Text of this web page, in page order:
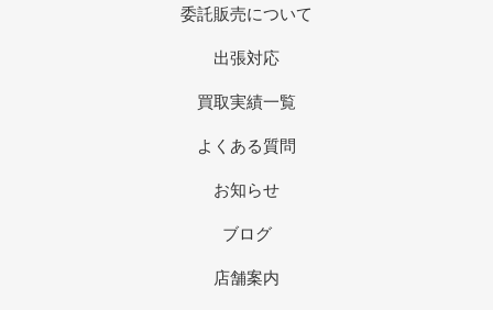
委託販売について
出張対応
買取実績一覧
よくある質問
お知らせ
ブログ
店舗案内